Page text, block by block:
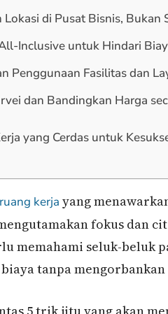
di Pusat Bisnis, Bukan
Inclusive untuk Hindari
Penggunaan Fasilitas dan
dan Bandingkan Harga
yang Cerdas untuk
ruang kerja yang
fokus dan
memahami seluk-beluk
tanpa